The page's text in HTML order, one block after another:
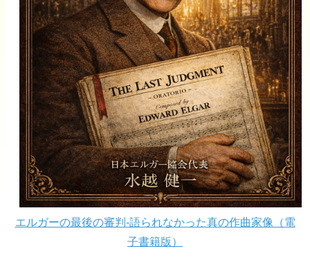
エルガーの最後の審判-語られなかった真の作曲家像（電
子書籍版）